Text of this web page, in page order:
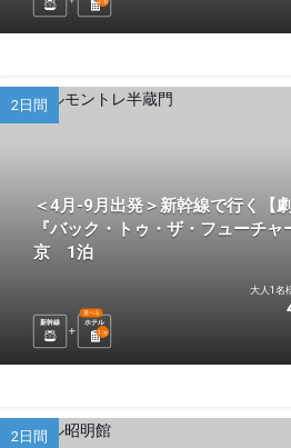
2日間
＜4月-9月出発＞新幹線で行く【
『バック・トゥ・ザ・フューチ
京 1泊
新幹線 ホテル
選べる
1 泊
大人1名
2日間